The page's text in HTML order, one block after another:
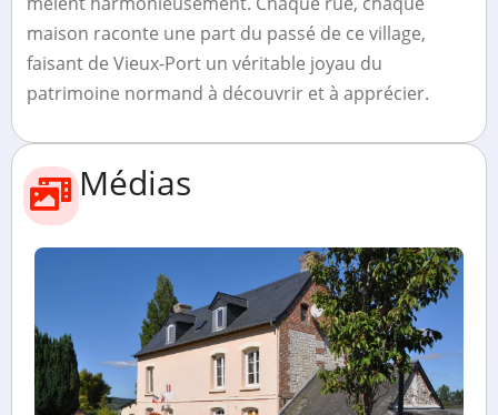
maison raconte une part du passé de ce village,
faisant de Vieux-Port un véritable joyau du
patrimoine normand à découvrir et à apprécier.
Médias